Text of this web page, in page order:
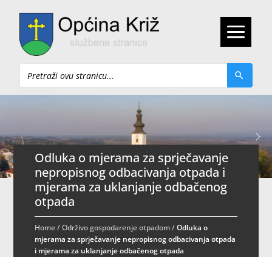
Pretraži
Odluka o mjerama za sprječavanje
nepropisnog odbacivanja otpada i
mjerama za uklanjanje odbačenog
otpada
Home/Održivo gospodarenje otpadom/Odluka o
mjerama za sprječavanje nepropisnog odbacivanja otpada
i mjerama za uklanjanje odbačenog otpada